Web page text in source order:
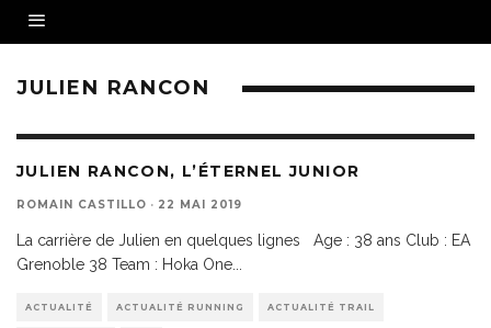
JULIEN RANCON
JULIEN RANCON, L’ÉTERNEL JUNIOR
ROMAIN CASTILLO · 22 MAI 2019
La carrière de Julien en quelques lignes Age : 38 ans Club : EA
Grenoble 38 Team : Hoka One
ACTUALITÉ ACTUALITÉ RUNNING ACTUALITÉ TRAIL